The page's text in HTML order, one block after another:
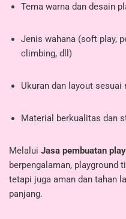
Tema warna dan desain
Jenis wahana (soft play,
climbing, dll)
Ukuran dan layout sesuai
Material berkualitas dan
Melalui Jasa pembuatan
berpengalaman, playground
tetapi juga aman dan tahan
panjang.